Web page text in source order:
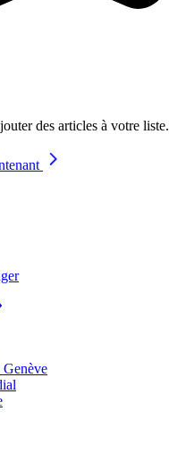
des articles à votre liste.
Genève